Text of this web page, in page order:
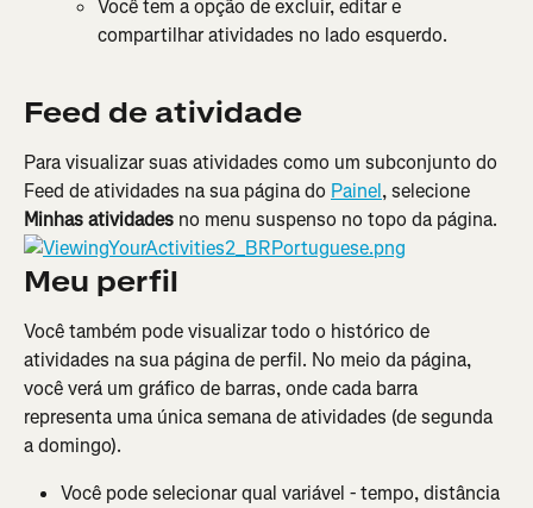
Você tem a opção de excluir, editar e
compartilhar atividades no lado esquerdo.
Feed de atividade
Para visualizar suas atividades como um subconjunto do
Feed de atividades na sua página do Painel, selecione
Minhas atividades no menu suspenso no topo da página.
Meu perfil
Você também pode visualizar todo o histórico de
atividades na sua página de perfil. No meio da página,
você verá um gráfico de barras, onde cada barra
representa uma única semana de atividades (de segunda
a domingo).
Você pode selecionar qual variável - tempo, distância